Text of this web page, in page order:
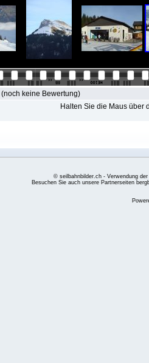
(noch keine Bewertung)
Halten Sie die Maus über
© seilbahnbilder.ch - Verwendung
Besuchen Sie auch unsere Partnerseiten